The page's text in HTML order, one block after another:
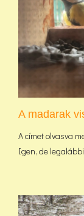
A madarak
A címet olvasva
Igen, de